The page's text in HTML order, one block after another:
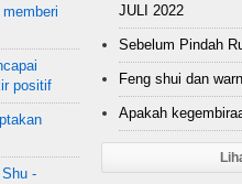
positif
-
JULI 2022
Sebelum Pindah
Feng shui dan
Apakah